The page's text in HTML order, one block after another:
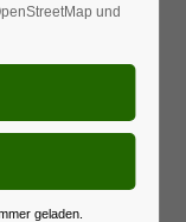
16. Juli,
Uhr an im
Die
dabei in den
sowie in
und
geladen.